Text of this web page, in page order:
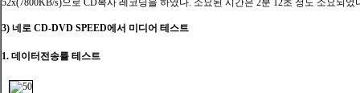
3) 네로 CD-DVD SPEED에서 미디어 테스트
1. 데이터전송률 테스트